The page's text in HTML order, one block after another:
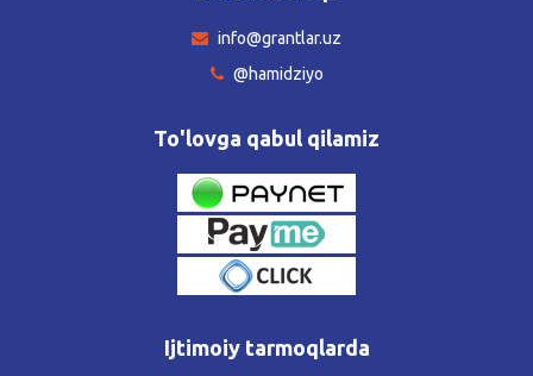
info@grantlar.uz
@hamidziyo
To'lovga qabul qilamiz
Ijtimoiy tarmoqlarda